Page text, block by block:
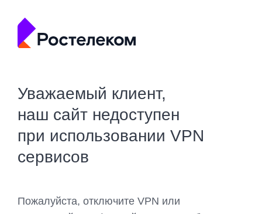
Уважаемый клиент,
наш сайт недоступен
при использовании VPN
сервисов
Пожалуйста, отключите VPN или